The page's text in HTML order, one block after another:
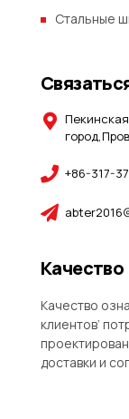
Стальные
+86-317-
Качество
Качество
клиентов’
доставки и